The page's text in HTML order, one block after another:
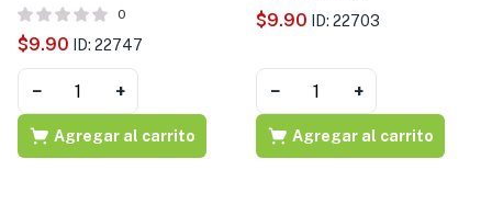
0
$9.90 ID: 22747
− +
Agregar al carrito
$9.90 ID: 22703
− +
Agregar al carrito